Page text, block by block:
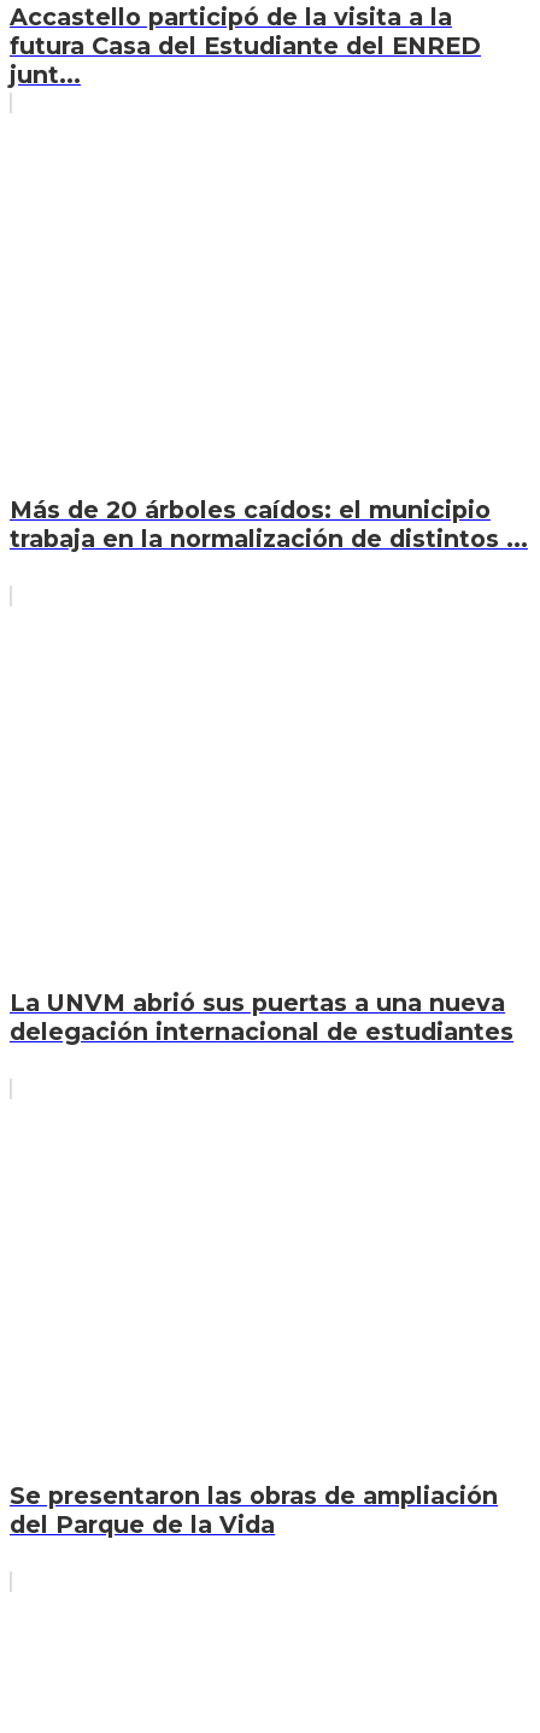
Accastello participó de la visita a la
futura Casa del Estudiante del ENRED
junt...
Más de 20 árboles caídos: el municipio
trabaja en la normalización de distintos ...
La UNVM abrió sus puertas a una nueva
delegación internacional de estudiantes
Se presentaron las obras de ampliación
del Parque de la Vida